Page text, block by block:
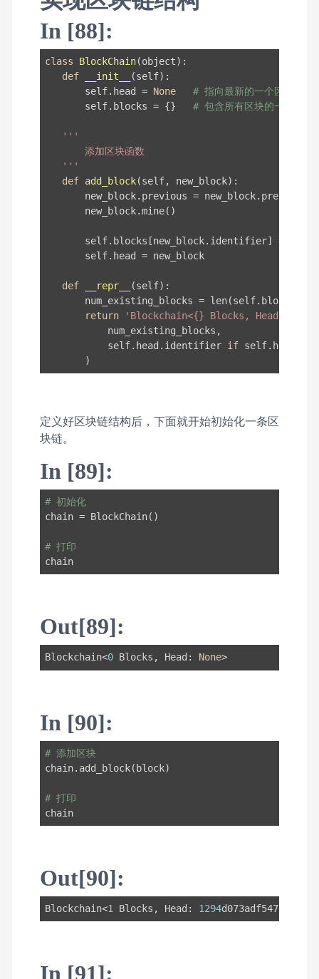
In [88]:
class BlockChain(object) :
def
__init__ (self) :
self.head = None
# 指向最新的一个区块
self.blocks = {} # 包含所有区块的一个字典
'''
添加区块函数
'''
def add_block(self, new_block) :
new_block.previous = new_block.previous
new_block.mine()
self.blocks[new_block.identifier] = block
self.head = new_block
def __repr__ (self) :
num_existing_blocks = len(self.blocks)
return
'Blockchain<{} Blocks, Head: {}>'
num_existing_blocks,
self.head.identifier if self.head
)
定义好区块链结构后，下面就开始初始化一条区
块链。
In [89]:
# 初始化
chain = BlockChain()
# 打印
chain
Out[89]:
Blockchain<0 Blocks, Head: None>
In [90]:
# 添加区块
chain.add_block(block)
# 打印
chain
Out[90]:
Blockchain<1 Blocks, Head: 1294
In [91]: